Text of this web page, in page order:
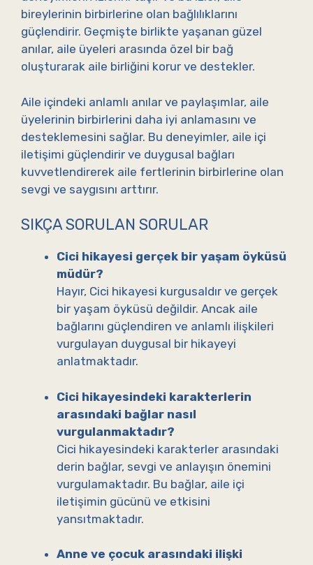
bireylerinin birbirlerine olan bağlılıklarını
güçlendirir. Geçmişte birlikte yaşanan güzel
anılar, aile üyeleri arasında özel bir bağ
oluşturarak aile birliğini korur ve destekler.
Aile içindeki anlamlı anılar ve paylaşımlar, aile
üyelerinin birbirlerini daha iyi anlamasını ve
desteklemesini sağlar. Bu deneyimler, aile içi
iletişimi güçlendirir ve duygusal bağları
kuvvetlendirerek aile fertlerinin birbirlerine olan
sevgi ve saygısını arttırır.
SIKÇA SORULAN SORULAR
Cici hikayesi gerçek bir yaşam öyküsü
müdür?
Hayır, Cici hikayesi kurgusaldır ve gerçek
bir yaşam öyküsü değildir. Ancak aile
bağlarını güçlendiren ve anlamlı ilişkileri
vurgulayan duygusal bir hikayeyi
anlatmaktadır.
Cici hikayesindeki karakterlerin
arasındaki bağlar nasıl
vurgulanmaktadır?
Cici hikayesindeki karakterler arasındaki
derin bağlar, sevgi ve anlayışın önemini
vurgulamaktadır. Bu bağlar, aile içi
iletişimin gücünü ve etkisini
yansıtmaktadır.
Anne ve çocuk arasındaki ilişki